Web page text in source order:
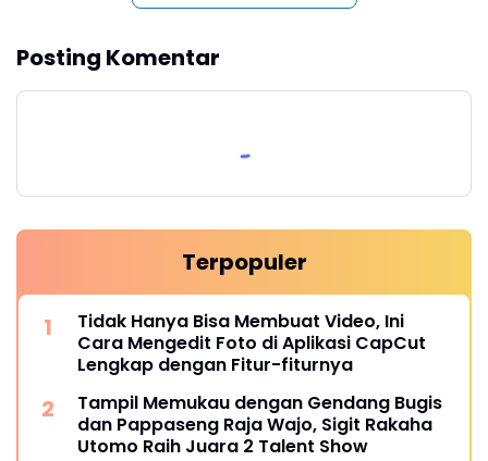
Posting Komentar
Terpopuler
Tidak Hanya Bisa Membuat Video, Ini
Cara Mengedit Foto di Aplikasi CapCut
Lengkap dengan Fitur-fiturnya
Tampil Memukau dengan Gendang Bugis
dan Pappaseng Raja Wajo, Sigit Rakaha
Utomo Raih Juara 2 Talent Show